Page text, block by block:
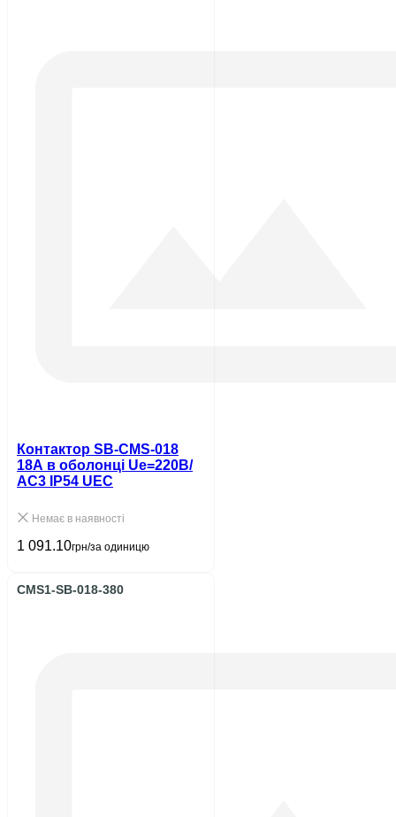
Контактор SB-CMS-018
18A в оболонці Ue=220В/
АС3 IP54 UEC
Немає в наявності
1 091.10грн/за одиницю
CMS1-SB-018-380